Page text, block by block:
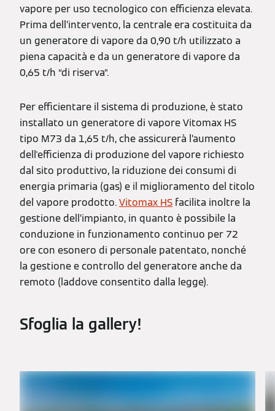
vapore per uso tecnologico con efficienza elevata.
Prima dell’intervento, la centrale era costituita da
un generatore di vapore da 0,90 t/h utilizzato a
piena capacità e da un generatore di vapore da
0,65 t/h “di riserva”.
Per efficientare il sistema di produzione, è stato
installato un generatore di vapore Vitomax HS
tipo M73 da 1,65 t/h, che assicurerà l’aumento
dell'efficienza di produzione del vapore richiesto
dal sito produttivo, la riduzione dei consumi di
energia primaria (gas) e il miglioramento del titolo
del vapore prodotto.Vitomax HS facilita inoltre la
gestione dell’impianto, in quanto è possibile la
conduzione in funzionamento continuo per 72
ore con esonero di personale patentato, nonché
la gestione e controllo del generatore anche da
remoto (laddove consentito dalla legge).
Sfoglia la gallery!